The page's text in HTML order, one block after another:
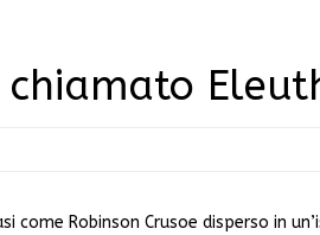
Robinson Crusoe disperso in